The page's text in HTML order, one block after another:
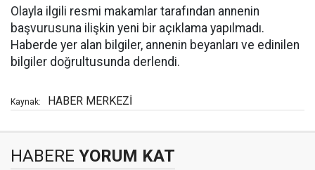
Olayla ilgili resmi makamlar tarafından annenin
başvurusuna ilişkin yeni bir açıklama yapılmadı.
Haberde yer alan bilgiler, annenin beyanları ve edinilen
bilgiler doğrultusunda derlendi.
Kaynak: HABER MERKEZİ
HABERE YORUM KAT